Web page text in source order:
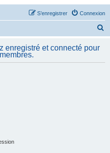
Connexion
S’enregistrer
h
enregistré et connecté pour